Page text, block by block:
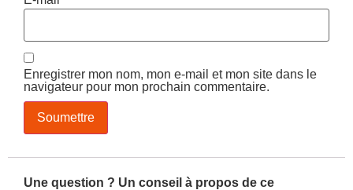
Enregistrer mon nom, mon e-mail et mon site dans le
navigateur pour mon prochain commentaire.
Une question ? Un conseil à propos de ce